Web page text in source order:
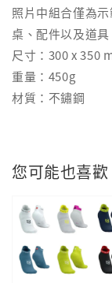
照片中組合僅為
桌、配件以及道具
尺寸：300 x 350
重量：450g
材質：不鏽鋼
您可能也喜歡